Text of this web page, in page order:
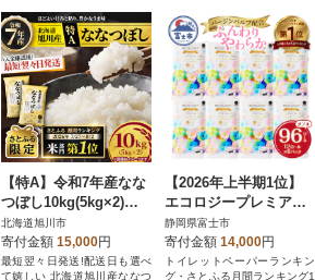
【特A】令和7年産なな
つぼし10kg(5kg×2)北
海道旭川産 米 お米【さ
とふる限定】_05957
北海道旭川市
寄付金額 15,000円
最短翌々日発送!配送日も選べ
て嬉しい 北海道旭川産ななつ
【2026年上半期1位】
エコロジープレミアム
トイレットペーパー ダ
ブル 96ロール 日用品
人気
静岡県富士市
寄付金額 14,000円
トイレットペーパーランキン
グ・さとふる月間ランキング1